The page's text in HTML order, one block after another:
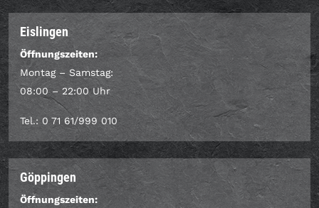
Eislingen
Öffnungszeiten:
Montag – Samstag:
08:00 – 22:00 Uhr
Tel.: 0 71 61/999 010
Göppingen
Öffnungszeiten: